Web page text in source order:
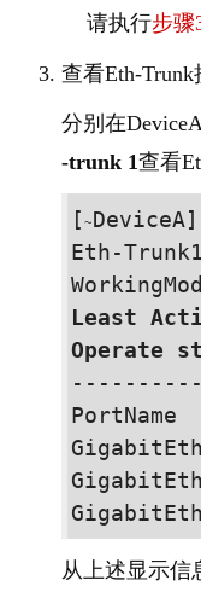
请执行步骤
查看Eth-Trunk
分别在Device
-trunk 1查看
[ ~DeviceA]
Eth-
Least
Operate
从上述显示信